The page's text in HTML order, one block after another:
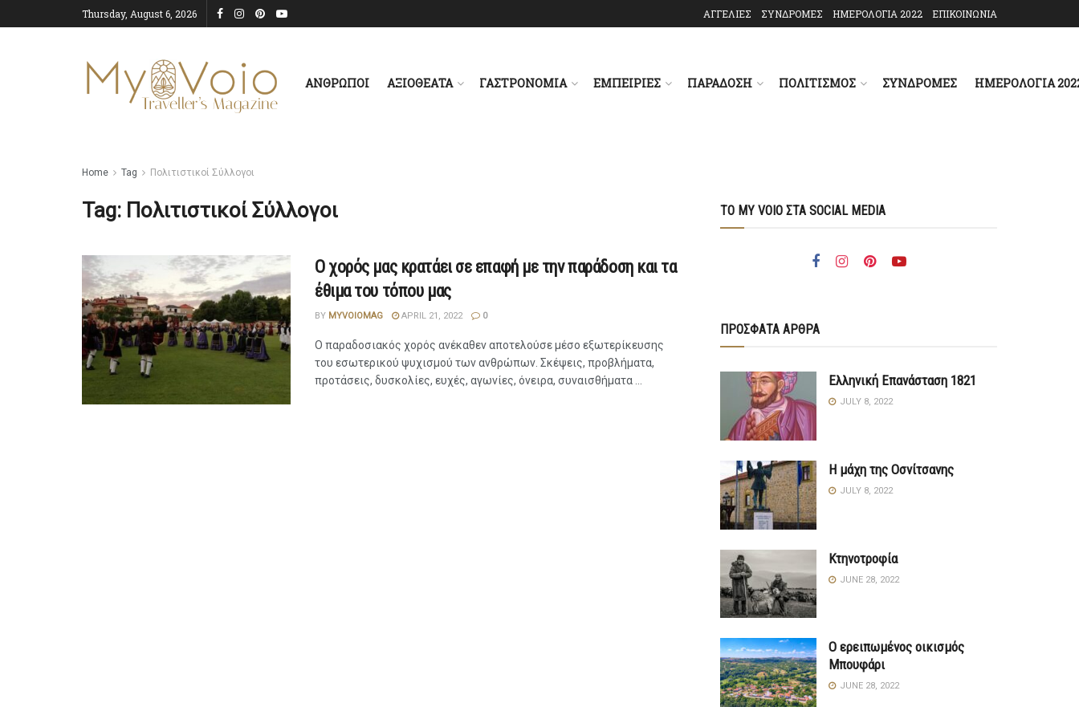
Thursday, August 6, 2026 ΑΓΓΕΛΙΕΣ ΣΥΝΔΡΟΜΕΣ ΗΜΕΡΟΛΟΓΙΑ 2022 ΕΠΙΚΟΙΝΩΝΙΑ
ΑΝΘΡΩΠΟΙ ΑΞΙΟΘΕΑΤΑ ΓΑΣΤΡΟΝΟΜΙΑ ΕΜΠΕΙΡΙΕΣ ΠΑΡΑΔΟΣΗ ΠΟΛΙΤΙΣΜΟΣ ΣΥΝΔΡΟΜΕΣ ΗΜΕΡΟΛΟΓΙΑ
Home Tag Πολιτιστικοί Σύλλογοι
Tag: Πολιτιστικοί Σύλλογοι
Ο χορός μας κρατάει σε επαφή με την παράδοση και τα
έθιμα του τόπου μας
BY MYVOIOMAG APRIL 21, 2022 0
Ο παραδοσιακός χορός ανέκαθεν αποτελούσε μέσο εξωτερίκευσης
του εσωτερικού ψυχισμού των ανθρώπων. Σκέψεις, προβλήματα,
προτάσεις, δυσκολίες, ευχές, αγωνίες, όνειρα, συναισθήματα ...
ΤΟ MY VOIO ΣΤΑ SOCIAL MEDIA
ΠΡΟΣΦΑΤΑ ΑΡΘΡΑ
Ελληνική Επανάσταση 1821
JULY 8, 2022
Η μάχη της Οσνίτσανης
JULY 8, 2022
Κτηνοτροφία
JUNE 28, 2022
Ο ερειπωμένος οικισμός
Μπουφάρι
JUNE 28, 2022